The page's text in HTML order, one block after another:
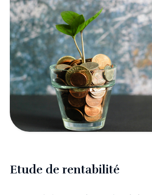
Etude de rentabilité